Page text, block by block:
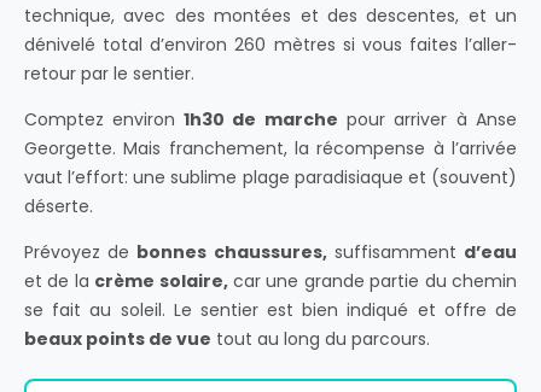
technique, avec des montées et des descentes, et un
dénivelé total d’environ 260 mètres si vous faites l’aller-
retour par le sentier.
Comptez environ 1h30 de marche pour arriver à Anse
Georgette. Mais franchement, la récompense à l’arrivée
vaut l’effort: une sublime plage paradisiaque et (souvent)
déserte.
Prévoyez de bonnes chaussures,suffisamment d’eau
et de la crème solaire,car une grande partie du chemin
se fait au soleil. Le sentier est bien indiqué et offre de
beaux points de vue tout au long du parcours.